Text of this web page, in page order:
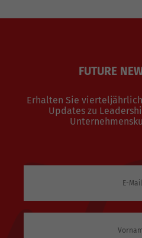
FUTURE
Erhalten Sie
Updates zu